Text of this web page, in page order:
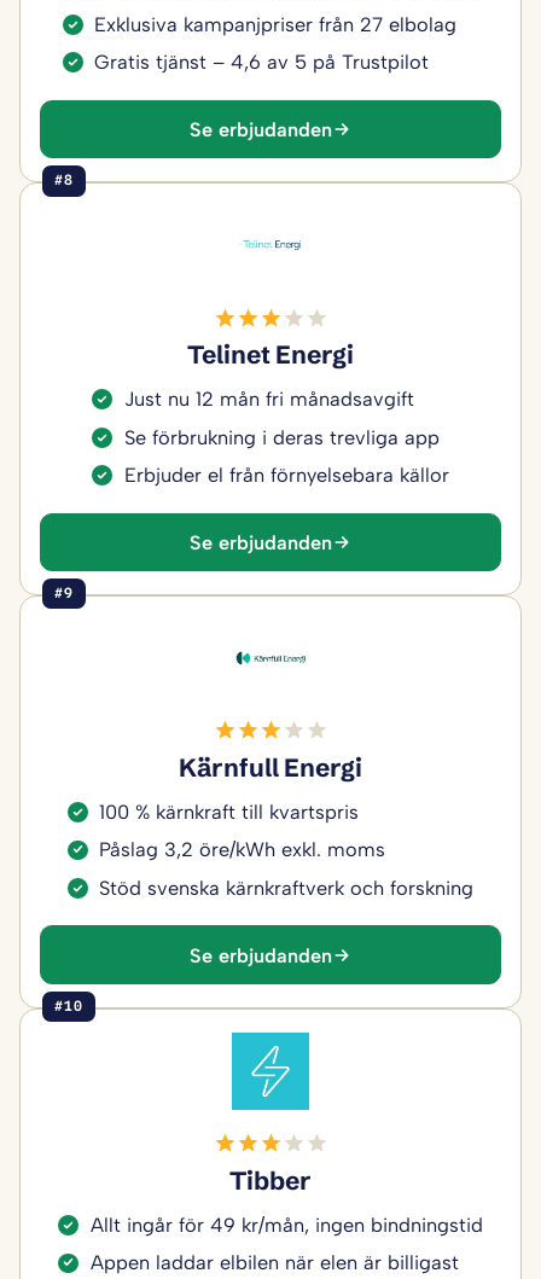
Exklusiva kampanjpriser från 27 elbolag
Gratis tjänst – 4,6 av 5 på Trustpilot
Se erbjudanden
#8
Telinet Energi
Just nu 12 mån fri månadsavgift
Se förbrukning i deras trevliga app
Erbjuder el från förnyelsebara källor
Se erbjudanden
#9
Kärnfull Energi
100 % kärnkraft till kvartspris
Påslag 3,2 öre/kWh exkl. moms
Stöd svenska kärnkraftverk och forskning
Se erbjudanden
#10
Tibber
Allt ingår för 49 kr/mån, ingen bindningstid
Appen laddar elbilen när elen är billigast